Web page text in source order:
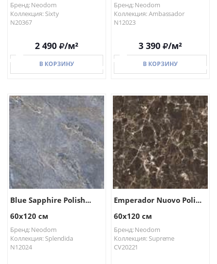
Бренд: Neodom
Коллекция: Sixty
N20367
2 490 /м²
В КОРЗИНУ
В КОРЗИНУ
Бренд: Neodom
Коллекция: Ambassador
N12023
3 390 /м²
В КОРЗИНУ
В КОРЗИНУ
Blue Sapphire Polish...
60x120 см
Бренд: Neodom
Коллекция: Splendida
N12024
Emperador Nuovo Poli...
60x120 см
Бренд: Neodom
Коллекция: Supreme
CV20221